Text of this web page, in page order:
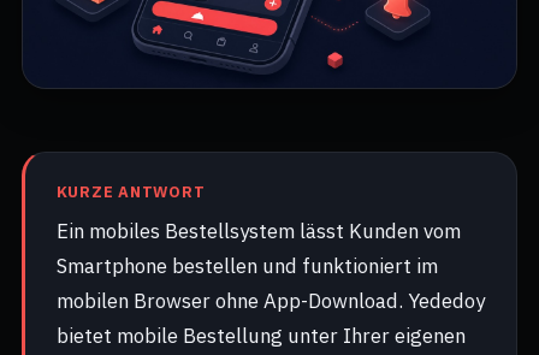
KURZE ANTWORT
Ein mobiles Bestellsystem lässt Kunden vom
Smartphone bestellen und funktioniert im
mobilen Browser ohne App-Download. Yededoy
bietet mobile Bestellung unter Ihrer eigenen